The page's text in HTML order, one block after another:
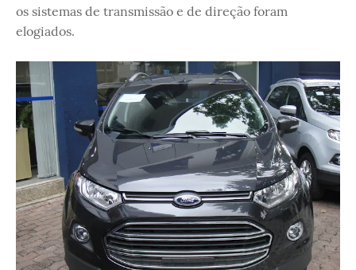
os sistemas de transmissão e de direção foram
elogiados.